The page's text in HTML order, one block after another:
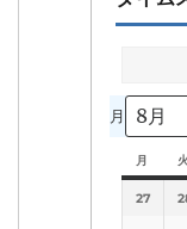
月
月
曜
日
火
27